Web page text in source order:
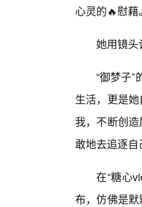
心灵的🔥慰藉。
她用镜头
“御梦子
生活，更是
我，不断创
敢地去追逐自
在“糖心
布，仿佛是